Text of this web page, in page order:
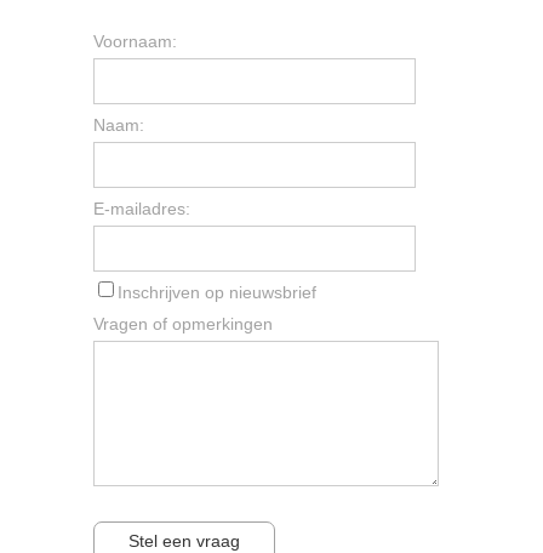
Voornaam:
Naam:
E-mailadres:
Inschrijven op nieuwsbrief
Vragen of opmerkingen
Stel een vraag